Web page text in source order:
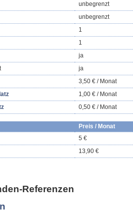
unbegrenzt
unbegrenzt
1
1
ja
ja
3,50 € / Monat
1,00 € / Monat
0,50 € / Monat
Preis / Monat
5 €
13,90 €
Referenzen